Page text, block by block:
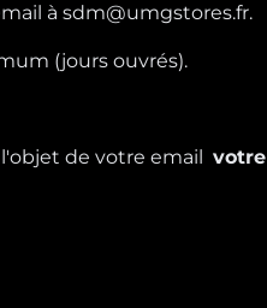
à sdm@umgstores.fr.
(jours ouvrés).
de votre email votre